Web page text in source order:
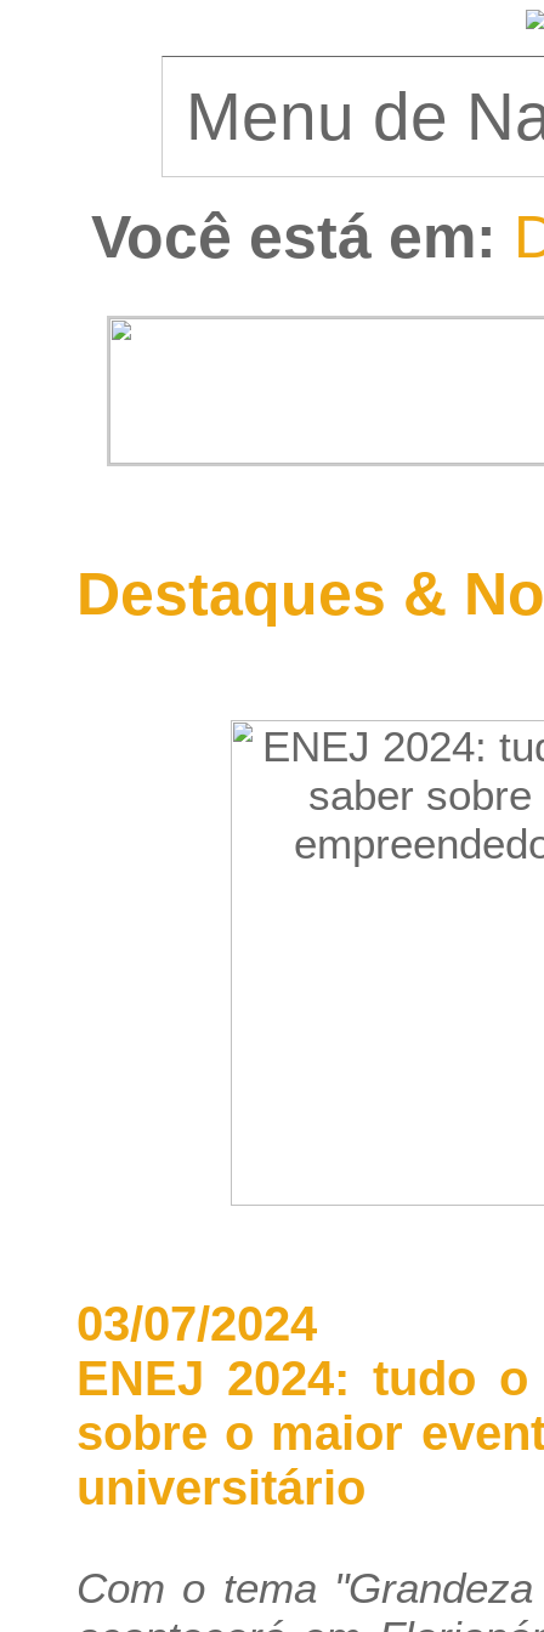
Você está em:
Destaques &
03/07/2024
ENEJ 2024: tudo
sobre o maior
universitário
Com o tema